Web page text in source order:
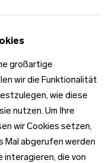
großartige
wir die Funktionalität
wie diese
nutzen. Um Ihre
wir Cookies setzen,
Mal abgerufen werden
interagieren, die von